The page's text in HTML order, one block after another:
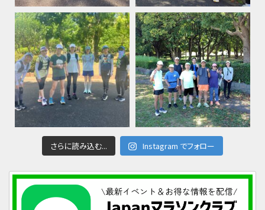
さらに読み込む... Instagram でフォロー